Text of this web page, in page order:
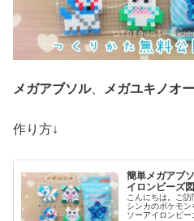
メガアブソル、 メガユキノオー
作り方↓
簡単メガアブ
イロンビーズ
こんにちは。ご
シンカのポケモ
ソーアイロンビ